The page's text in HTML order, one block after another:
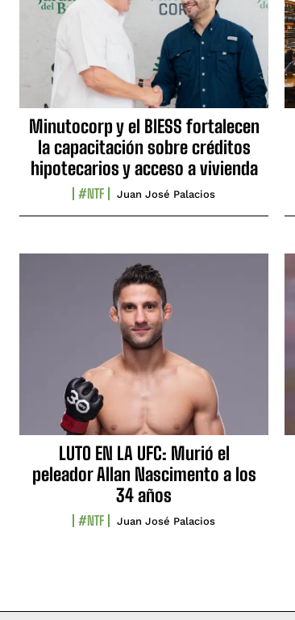
Minutocorp y el BIESS fortalecen
la capacitación sobre créditos
hipotecarios y acceso a vivienda
#NTF Juan José Palacios
LUTO EN LA UFC: Murió el
peleador Allan Nascimento a los
34 años
#NTF Juan José Palacios